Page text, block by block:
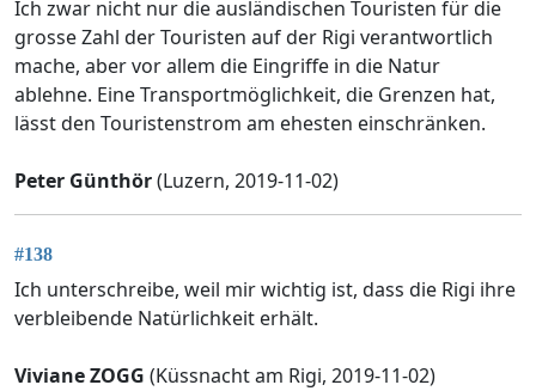
Ich zwar nicht nur die ausländischen Touristen für die
grosse Zahl der Touristen auf der Rigi verantwortlich
mache, aber vor allem die Eingriffe in die Natur
ablehne. Eine Transportmöglichkeit, die Grenzen hat,
lässt den Touristenstrom am ehesten einschränken.
Peter Günthör(Luzern, 2019-11-02)
#138
Ich unterschreibe, weil mir wichtig ist, dass die Rigi ihre
verbleibende Natürlichkeit erhält.
Viviane ZOGG (Küssnacht am Rigi, 2019-11-02)